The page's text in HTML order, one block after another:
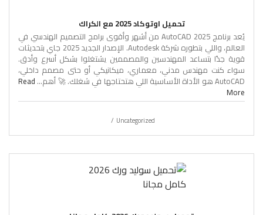
تحميل اوتوكاد 2025 مع الكراك
يُعد برنامج AutoCAD 2025 من أشهر وأقوى برامج التصميم الهندسي في
العالم، واللي بتطوره شركة Autodesk. الإصدار الجديد 2025 جاي بتحديثات
قوية جدًا بتساعد المهندسين والمصممين يشتغلوا بشكل أسرع وأدق.
سواء كنت مهندس مدني، معماري، ميكانيكي أو حتى مصمم داخلي،
AutoCAD هو الأداة الأساسية اللي هتحتاجها في شغلك. 🚀 أهم... Read
More
Uncategorized